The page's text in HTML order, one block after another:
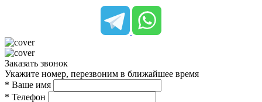
Заказать звонок
Укажите номер, перезвоним в ближайшее время
* Ваше имя
* Телефон